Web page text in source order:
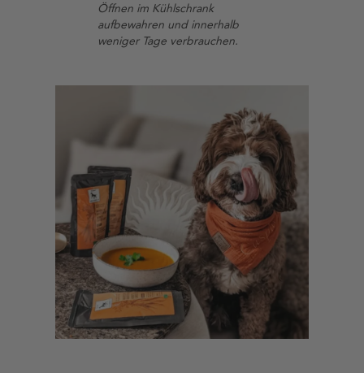
Öffnen im Kühlschrank
aufbewahren und innerhalb
weniger Tage verbrauchen.